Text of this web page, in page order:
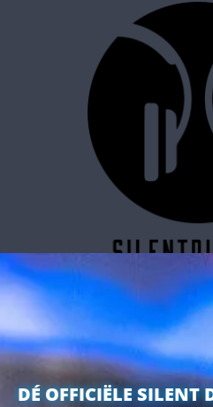
SILENT DISCO
DÉ OFFICIËLE SILENT